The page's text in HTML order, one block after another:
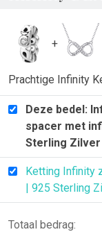
zirkonia
925
Sterling
Prachtige Infinity
Deze bedel:
spacer met
Sterling Zilver
Ketting Infinity
| 925 Sterling
Totaal bedrag: